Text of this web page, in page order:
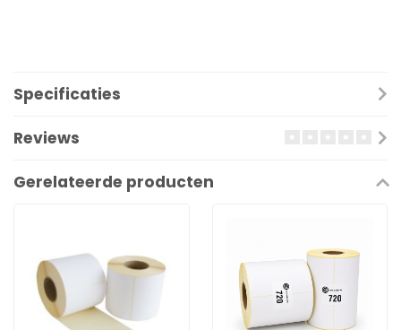
Specificaties
Reviews
Gerelateerde producten